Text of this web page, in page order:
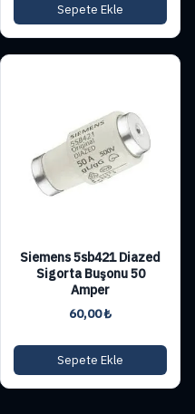
Sepete Ekle
Siemens 5sb421 Diazed
Sigorta Buşonu 50
Amper
60,00₺
Sepete Ekle